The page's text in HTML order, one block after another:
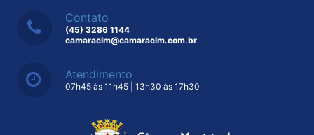
Contato
(45) 3286 1144
camaraclm@camaraclm.com.br
Atendimento
07h45 às 11h45 | 13h30 às 17h30